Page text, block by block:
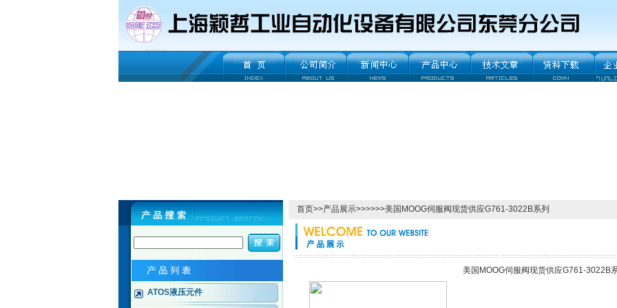
ATOS液压元件
首页>>产品展示>>>>>>美国MOOG伺服阀现货供应G761-3022B系列
美国MOOG伺服阀现货供应G761-3022B